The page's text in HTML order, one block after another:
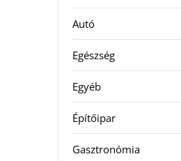
Autó
Egészség
Egyéb
Építőipar
Gasztronómia